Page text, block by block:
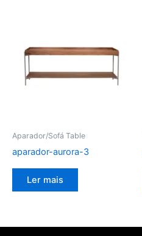
Aparador/Sofá Table
aparador-aurora-3
Ler mais